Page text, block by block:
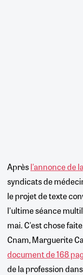
Aprèsl'annonce de
syndicats de
le projet de texte
l'ultime séance
mai. C'est chose
Cnam, Marguerite
document de 168
de la profession